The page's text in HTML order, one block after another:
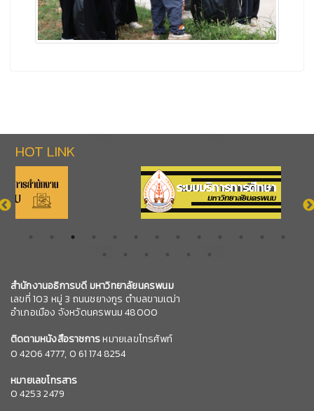
HOT LINK
สำนักงานอธิการบดี มหาวิทยาลัยนครพนม
เลขที่ 103 หมู่ 3 ถนนชยางกูร ตำบลขามเฒ่า
อำเภอเมือง จังหวัดนครพนม 48000
ติดตามหนังสือราชการหมายเลขโทรศัพท์
04206 4777, 0 61 174 8254
หมายเลขโทรสาร
0 4253 2479